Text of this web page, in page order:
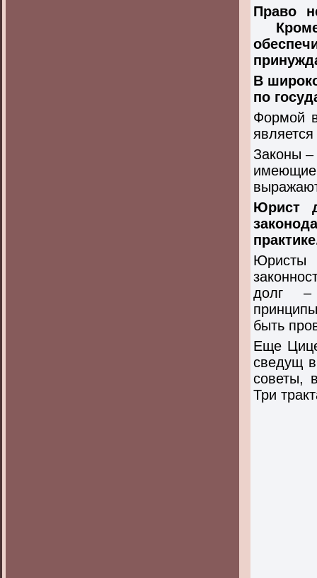
Право
В
по
Формой
является
Законы –
имеющие
Юрист
Юристы
долг –
быть
Еще
сведущ
советы,
Три